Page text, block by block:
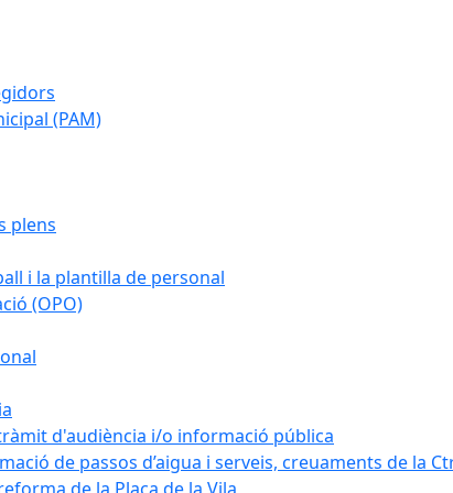
(PAM)
plens
i la plantilla de personal
(OPO)
d'audiència i/o informació pública
de passos d’aigua i serveis, creuaments de la